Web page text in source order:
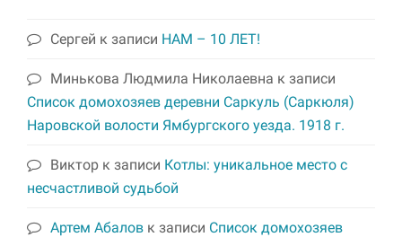
Сергей к записи НАМ – 10 ЛЕТ!
Минькова Людмила Николаевна к записи
Список домохозяев деревни Саркуль (Саркюля)
Наровской волости Ямбургского уезда. 1918 г.
Виктор к записи Котлы: уникальное место с
несчастливой судьбой
Артем Абалов к записи Список домохозяев